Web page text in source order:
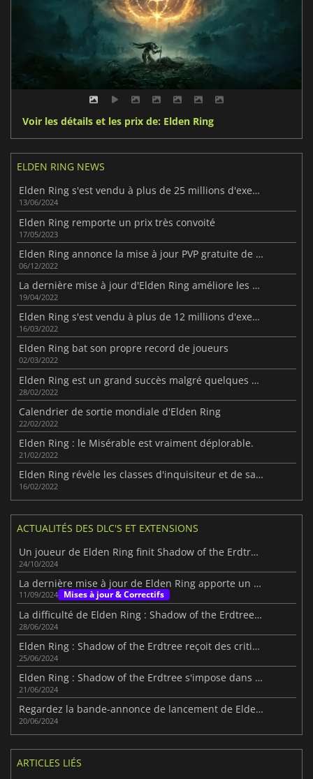
Voir les détails et les prix de: Elden Ring
ELDEN RING NEWS
Elden Ring s'est vendu à plus de 25 millions d'exemplaires dans le monde.
13/06/2024
Elden Ring remporte un prix très convoité
17/05/2023
Elden Ring annonce la mise à jour PVP gratuite de Colosseum
06/12/2022
La dernière mise à jour d'Elden Ring améliore les sorts et les épées colossales.
19/04/2022
Elden Ring s'est vendu à plus de 12 millions d'exemplaires.
16/03/2022
Elden Ring bat son propre record de joueurs
02/03/2022
Elden Ring est un grand succès malgré quelques problèmes de performance
28/02/2022
Calendrier de sortie mondiale d'Elden Ring
22/02/2022
Elden Ring : le Misérable est vraiment déplorable.
21/02/2022
Elden Ring révèle les classes d'inquisiteur et de samuraï
16/02/2022
ACTUALITÉS DES DLC'S ET EXTENSIONS
Un joueur de Elden Ring finit Shadow of the Erdtree avec 1 HP
24/10/2024
La dernière mise à jour de Elden Ring apporte un équilibre et des améliorations au boss final de Shadow of the Erdtree.
11/09/2024 Mises à jour & Correctifs
La difficulté de Elden Ring : Shadow of the Erdtree sera "calibrée".
28/06/2024
Elden Ring : Shadow of the Erdtree reçoit des critiques mitigées sur Steam
25/06/2024
Elden Ring : Shadow of the Erdtree s'impose dans les charts sur Steam
21/06/2024
Regardez la bande-annonce de lancement de Elden Ring : Shadow of the Erdtree avant sa sortie
20/06/2024
ARTICLES LIÉS